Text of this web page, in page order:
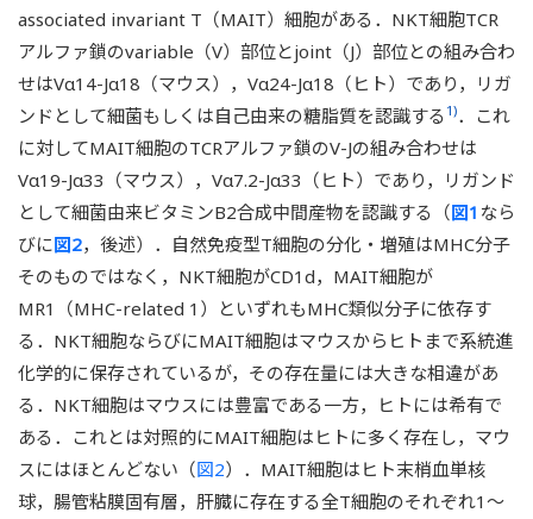
associated invariant T（MAIT）細胞がある．NKT細胞TCR
アルファ鎖のvariable（V）部位とjoint（J）部位との組み合わ
せはVα14-Jα18（マウス），Vα24-Jα18（ヒト）であり，リガ
ンドとして細菌もしくは自己由来の糖脂質を認識する 1)．これ
に対してMAIT細胞のTCRアルファ鎖のV-Jの組み合わせは
Vα19-Jα33（マウス），Vα7.2-Jα33（ヒト）であり，リガンド
として細菌由来ビタミンB2合成中間産物を認識する（図1 なら
びに図2，後述）．自然免疫型T細胞の分化・増殖はMHC分子
そのものではなく，NKT細胞がCD1d，MAIT細胞が
MR1（MHC-related 1）といずれもMHC類似分子に依存す
る．NKT細胞ならびにMAIT細胞はマウスからヒトまで系統進
化学的に保存されているが，その存在量には大きな相違があ
る．NKT細胞はマウスには豊富である一方，ヒトには希有で
ある．これとは対照的にMAIT細胞はヒトに多く存在し，マウ
スにはほとんどない（図2）．MAIT細胞はヒト末梢血単核
球，腸管粘膜固有層，肝臓に存在する全T細胞のそれぞれ1～